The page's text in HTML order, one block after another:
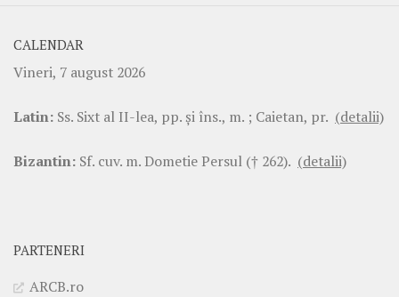
CALENDAR
Vineri, 7 august 2026
Latin: Ss. Sixt al II-lea, pp. şi îns., m. ; Caietan, pr. (detalii)
Bizantin: Sf. cuv. m. Dometie Persul († 262). (detalii)
PARTENERI
ARCB.ro